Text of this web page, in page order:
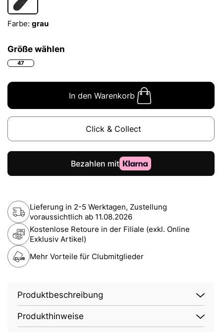
Farbe: grau
Größe wählen
47
In den Warenkorb
Click & Collect
Lieferung in 2-5 Werktagen, Zustellung
voraussichtlich ab 11.08.2026
Kostenlose Retoure in der Filiale (exkl. Online
Exklusiv Artikel)
Mehr Vorteile für Clubmitglieder
Produktbeschreibung
Produkthinweise